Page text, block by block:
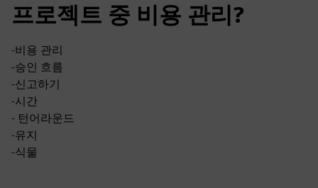
프로젝트 중 비용 관리?
-비용 관리
-승인 흐름
-신고하기
-시간
- 턴어라운드
-유지
-식물